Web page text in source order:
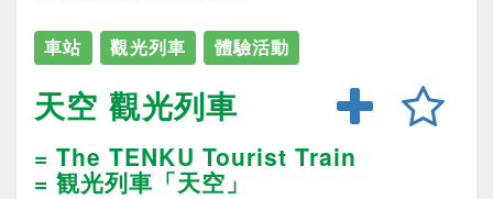
車站 觀光列車 體驗活動
天空 觀光列車
= The TENKU Tourist Train
= 観光列車「天空」